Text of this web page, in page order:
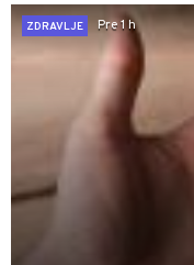
ZDRAVLJE
Pre 1 h